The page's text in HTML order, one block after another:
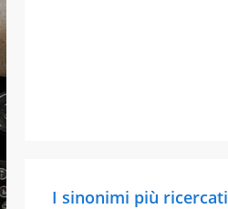
I sinonimi più ricercati